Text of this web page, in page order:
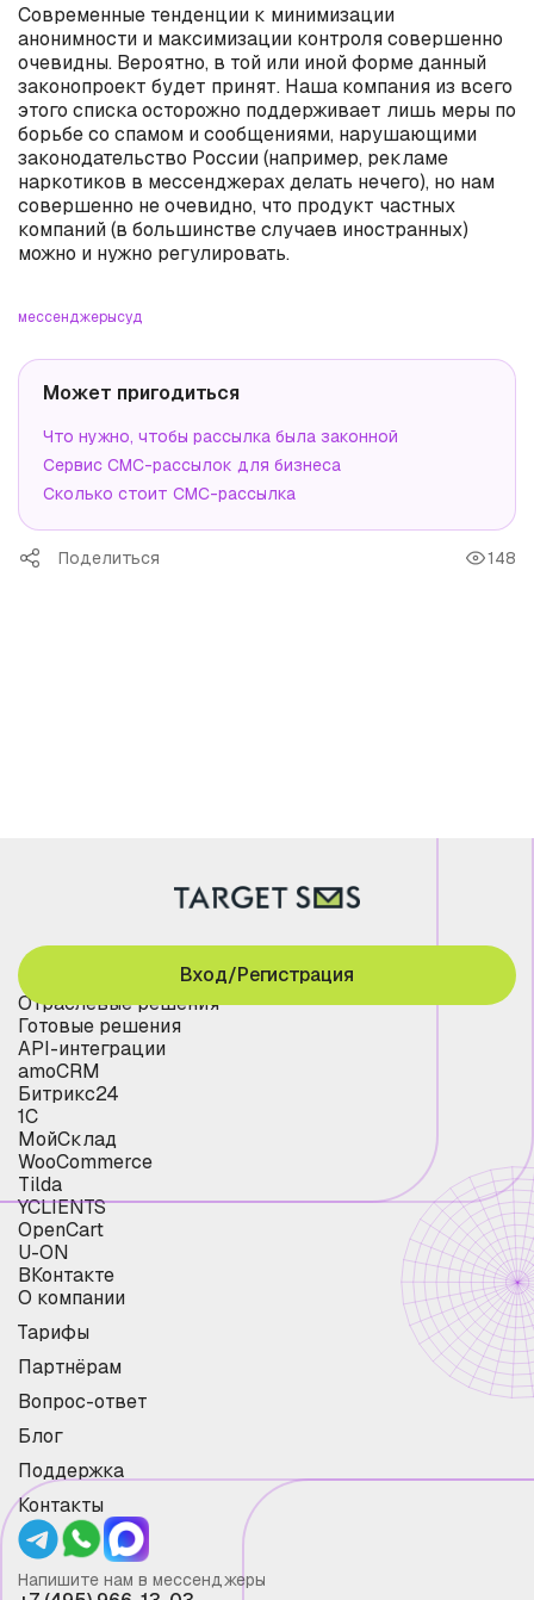
Современные тенденции к минимизации
анонимности и максимизации контроля совершенно
очевидны. Вероятно, в той или иной форме данный
законопроект будет принят. Наша компания из всего
этого списка осторожно поддерживает лишь меры по
борьбе со спамом и сообщениями, нарушающими
законодательство России (например, рекламе
наркотиков в мессенджерах делать нечего), но нам
совершенно не очевидно, что продукт частных
компаний (в большинстве случаев иностранных)
можно и нужно регулировать.
мессенджерысуд
Может пригодиться
Что нужно, чтобы рассылка была законной
Сервис СМС-рассылок для бизнеса
Сколько стоит СМС-рассылка
Поделиться 148
Отраслевые решения
Готовые решения
API-интеграции
amoCRM
Битрикс24
1С
МойСклад
WooCommerce
Tilda
YCLIENTS
OpenCart
U-ON
ВКонтакте
О компании
Тарифы
Партнёрам
Вопрос-ответ
Блог
Поддержка
Контакты
Вход/Регистрация
Напишите нам в мессенджеры